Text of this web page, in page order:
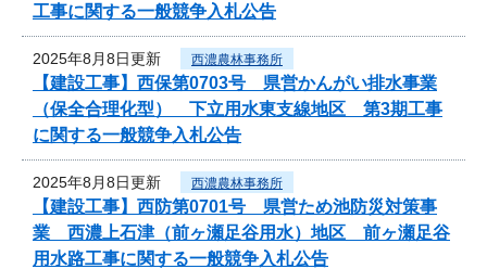
工事に関する一般競争入札公告
2025年8月8日更新 西濃農林事務所
【建設工事】西保第0703号 県営かんがい排水事業
（保全合理化型） 下立用水東支線地区 第3期工事
に関する一般競争入札公告
2025年8月8日更新 西濃農林事務所
【建設工事】西防第0701号 県営ため池防災対策事
業 西濃上石津（前ヶ瀬足谷用水）地区 前ヶ瀬足谷
用水路工事に関する一般競争入札公告